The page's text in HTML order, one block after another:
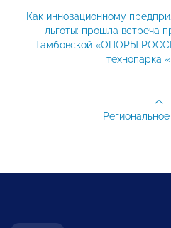
Как инновационному
льготы: прошла встреча
Тамбовской «ОПОРЫ
технопарка